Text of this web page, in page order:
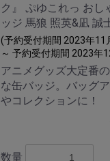
ク』 ぷゆこれっ おし
ッジ 馬狼 照英&凪 誠
(予約受付期間 2023年11
～ 予約受付期間 2023年
アニメグッズ大定番
な缶バッジ。バッグ
やコレクションに！
数量